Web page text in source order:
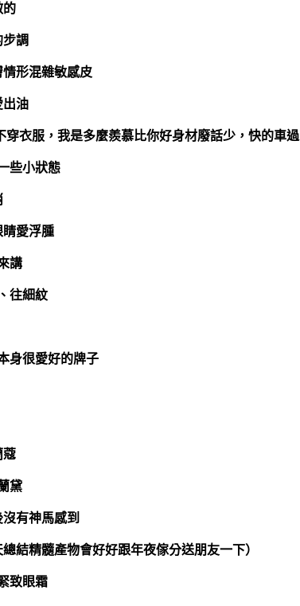
的
調
情形混雜敏感皮
出油
衣服，我是多麼羨慕比你好身材廢話少，快的車過
些小狀態
睛愛浮腫
講
往細紋
身很愛好的牌子
蔻
黛
有神馬感到
結精髓產物會好好跟年夜傢分送朋友一下）
致眼霜